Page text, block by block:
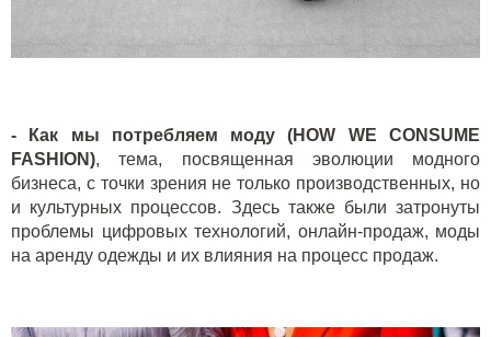
- Как мы потребляем моду (HOW WE
CONSUME
FASHION), тема, посвященная эволюции модного
бизнеса, с точки зрения не только производственных, но
и культурных процессов. Здесь также были затронуты
проблемы цифровых технологий, онлайн-продаж, моды
на аренду одежды и их влияния на процесс продаж.